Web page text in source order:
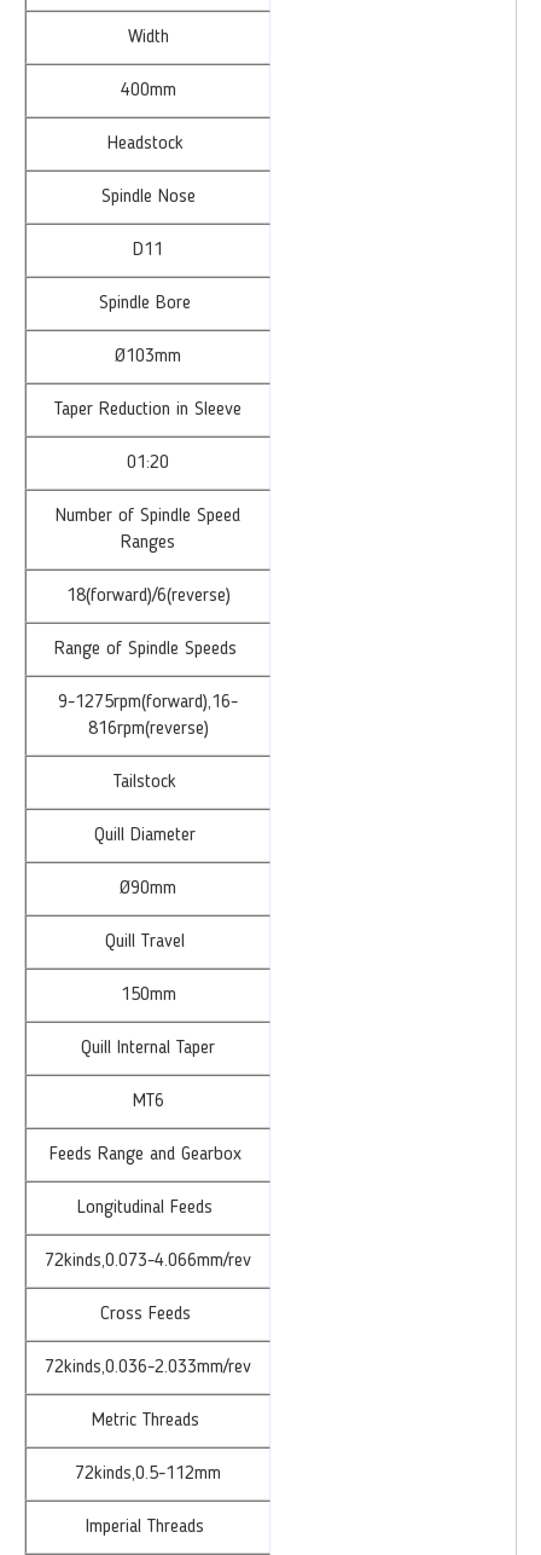
Width
400mm
Headstock
Spindle Nose
D11
Spindle Bore
Ø103mm
Taper Reduction in Sleeve
01:20
Number of Spindle Speed
Ranges
18(forward)/6(reverse)
Range of Spindle Speeds
9-1275rpm(forward),16-
816rpm(reverse)
Tailstock
Quill Diameter
Ø90mm
Quill Travel
150mm
Quill Internal Taper
MT6
Feeds Range and Gearbox
Longitudinal Feeds
72kinds,0.073-4.066mm/rev
Cross Feeds
72kinds,0.036-2.033mm/rev
Metric Threads
72kinds,0.5-112mm
Imperial Threads